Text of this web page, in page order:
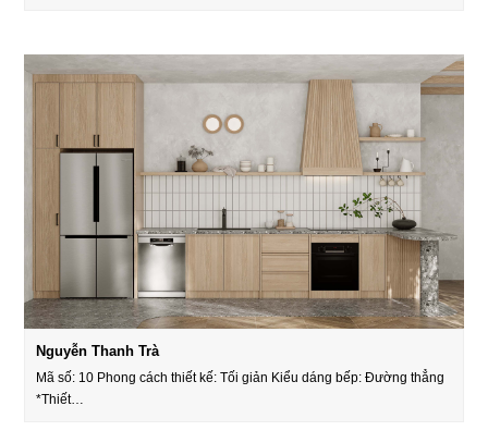
Nguyễn Thanh Trà
Mã số: 10 Phong cách thiết kế: Tối giản Kiểu dáng bếp: Đường thẳng
*Thiết…